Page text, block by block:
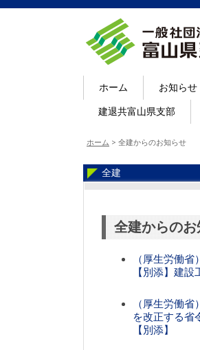
ホーム お知らせ
建退共富山県支部
ホーム > 全建からのお知らせ
全建
全建からのお
（厚生労働
【別添】建
（厚生労働
を改正する省
【別添】